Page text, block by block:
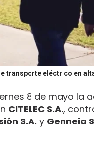
transporte eléctrico en
8 de mayo la
CITELEC S.A.,
S.A. y Genneia